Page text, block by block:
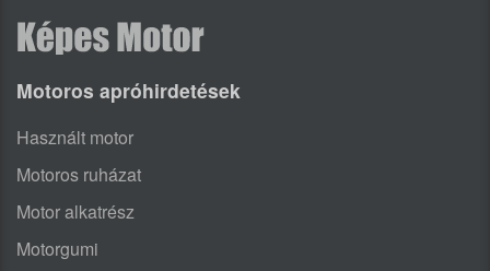
Motoros apróhirdetések
Használt motor
Motoros ruházat
Motor alkatrész
Motorgumi